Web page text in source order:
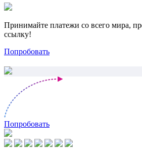
Принимайте платежи со всего мира,
ссылку!
Попробовать
Попробовать